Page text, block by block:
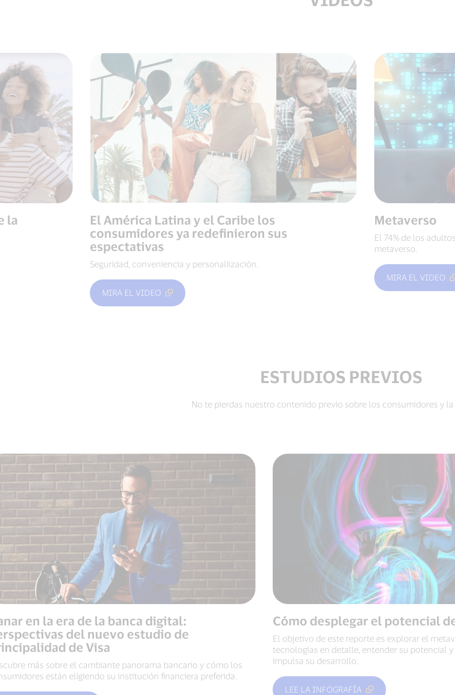
la
El América Latina y el Caribe los
consumidores ya redefinieron sus
espectativas
Seguridad, conveniencia y personaliización.
MIRA EL VIDEO
Metaverso
El 74% de los
metaverso.
MIRA EL VIDEO
ESTUDIOS PREVIOS
No te pierdas nuestro contenido previo sobre los consumidores y la
en la era de la banca digital:
del nuevo estudio de
de Visa
más sobre el cambiante panorama bancario y cómo los
están eligiendo su institución financiera preferida.
Cómo desplegar el potencial
El objetivo de este reporte es explorar el
tecnologías en detalle, entender su potencial
impulsa su desarrollo.
LEE LA INFOGRAFÍA